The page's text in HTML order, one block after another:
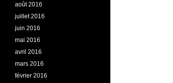
août 2016
juillet 2016
juin 2016
mai 2016
avril 2016
mars 2016
février 2016